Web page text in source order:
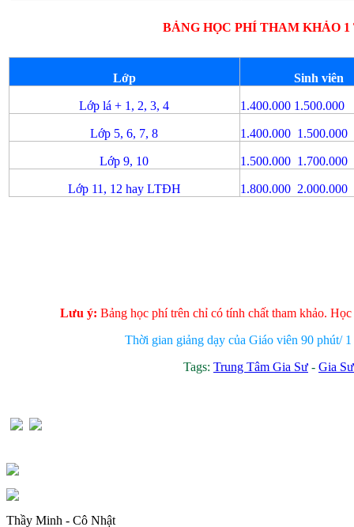
BẢNG HỌC PHÍ THAM KHẢO
Lớp Sinh viên
Lớp lá + 1, 2, 3, 4 1.400.000 1.500.000
Lớp 5, 6, 7, 8 1.400.000 1.500.000
Lớp 9, 10 1.500.000 1.700.000
Lớp 11, 12 hay LTĐH 1.800.000 2.000.000
Lưu ý: Bảng học phí trên chỉ có tính chất tham khảo.
Thời gian giảng dạy của Giáo viên 90 phút/
Tags: Trung Tâm Gia Sư - Gia
Thầy Minh - Cô Nhật